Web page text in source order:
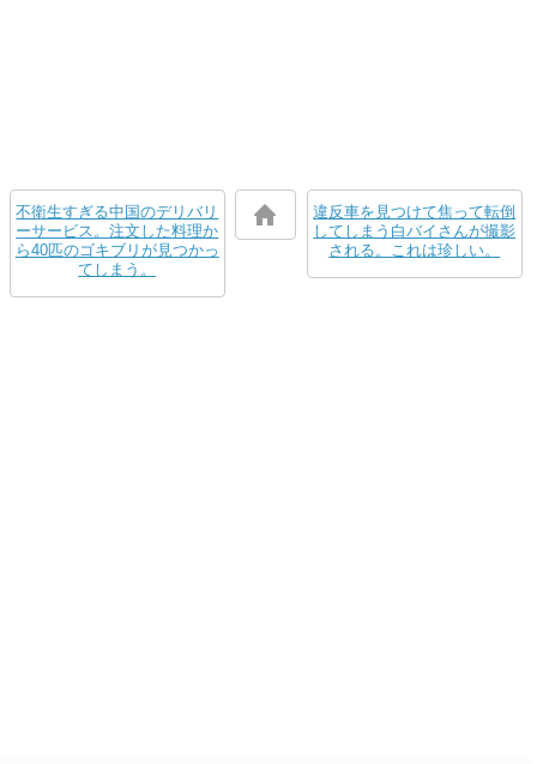
不衛生すぎる中国のデリバリ
ーサービス。注文した料理か
ら40匹のゴキブリが見つかっ
てしまう。
違反車を見つけて焦って転倒
してしまう白バイさんが撮影
される。これは珍しい。